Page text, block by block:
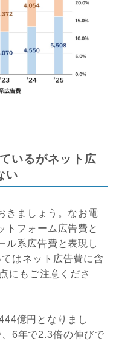
いるがネット広
い
きましょう。なお電
トフォーム広告費と
ル系広告費と表現し
はネット広告費に含
にもご注意くださ
億円となりまし
6年で2.3倍の伸びで